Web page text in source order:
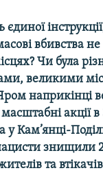
єдиної
вбивства
Чи була
великими
наприкінці
акції в
у Кам’янці-
знищили
та втікачів